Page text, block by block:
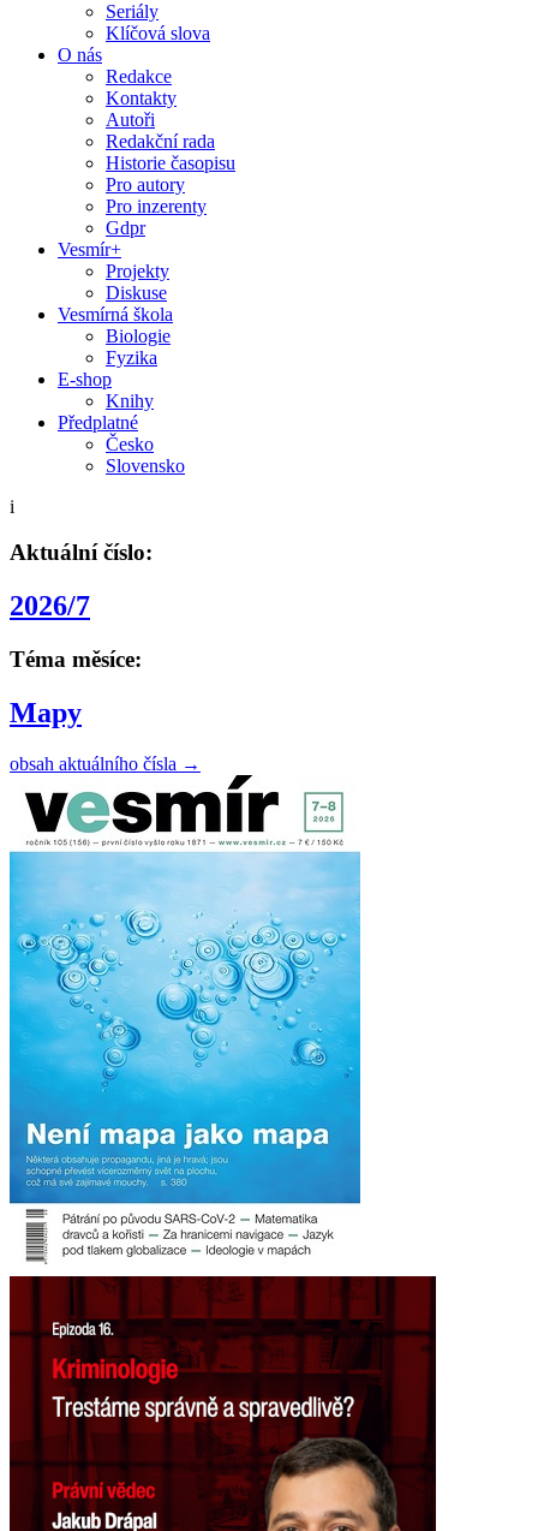
Seriály
Klíčová slova
O nás
Redakce
Kontakty
Autoři
Redakční rada
Historie časopisu
Pro autory
Pro inzerenty
Gdpr
Vesmír+
Projekty
Diskuse
Vesmírná škola
Biologie
Fyzika
E-shop
Knihy
Předplatné
Česko
Slovensko
i
Aktuální číslo:
2026/7
Téma měsíce:
Mapy
obsah aktuálního čísla →